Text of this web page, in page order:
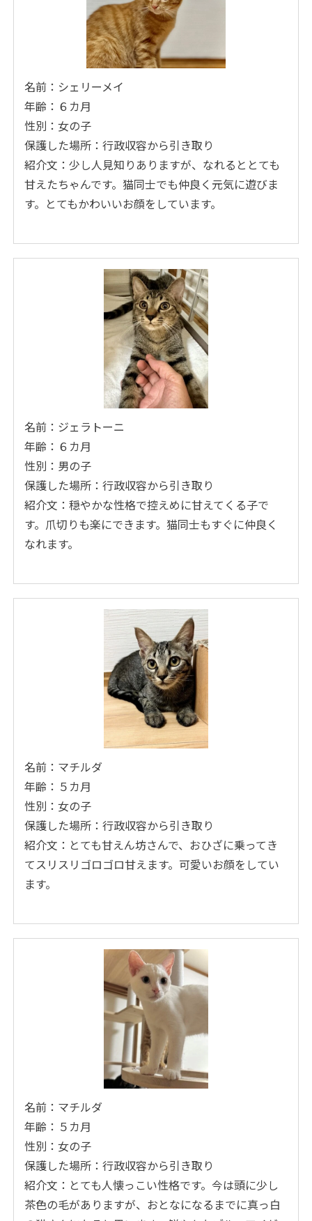
名前：シェリーメイ
年齢：６カ月
性別：女の子
保護した場所：行政収容から引き取り
紹介文：少し人見知りありますが、なれるととても
甘えたちゃんです。猫同士でも仲良く元気に遊びま
す。とてもかわいいお顔をしています。
名前：ジェラトーニ
年齢：６カ月
性別：男の子
保護した場所：行政収容から引き取り
紹介文：穏やかな性格で控えめに甘えてくる子で
す。爪切りも楽にできます。猫同士もすぐに仲良く
なれます。
名前：マチルダ
年齢：５カ月
性別：女の子
保護した場所：行政収容から引き取り
紹介文：とても甘えん坊さんで、おひざに乗ってき
てスリスリゴロゴロ甘えます。可愛いお顔をしてい
ます。
名前：マチルダ
年齢：５カ月
性別：女の子
保護した場所：行政収容から引き取り
紹介文：とても人懐っこい性格です。今は頭に少し
茶色の毛がありますが、おとなになるまでに真っ白